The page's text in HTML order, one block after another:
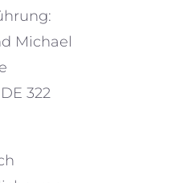
Michael
322